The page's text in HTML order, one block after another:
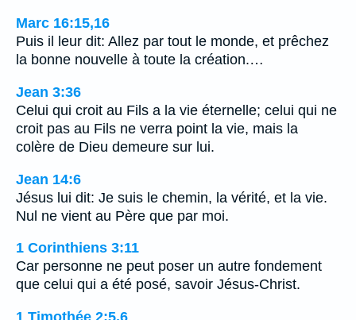
Marc 16:15,16
Puis il leur dit: Allez par tout le monde, et prêchez
la bonne nouvelle à toute la création.…
Jean 3:36
Celui qui croit au Fils a la vie éternelle; celui qui ne
croit pas au Fils ne verra point la vie, mais la
colère de Dieu demeure sur lui.
Jean 14:6
Jésus lui dit: Je suis le chemin, la vérité, et la vie.
Nul ne vient au Père que par moi.
1 Corinthiens 3:11
Car personne ne peut poser un autre fondement
que celui qui a été posé, savoir Jésus-Christ.
1 Timothée 2:5,6